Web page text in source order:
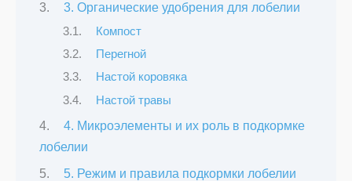
3. Органические удобрения для лобелии
Компост
Перегной
Настой коровяка
Настой травы
4. Микроэлементы и их роль в подкормке
лобелии
5. Режим и правила подкормки лобелии